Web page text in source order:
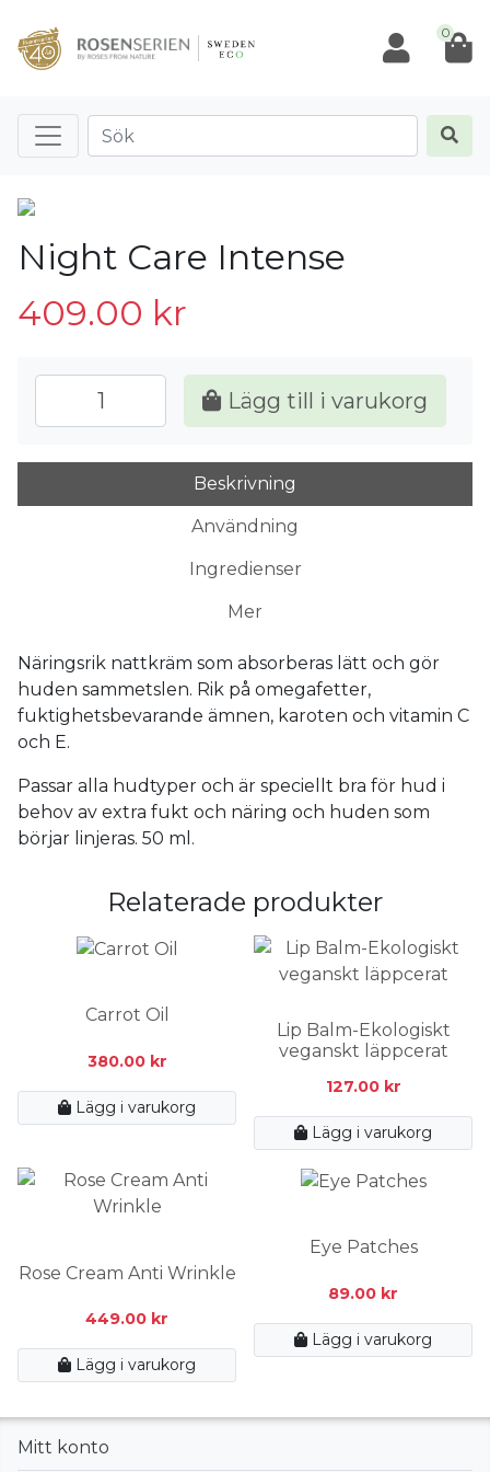
0
Night Care Intense
409.00 kr
Lägg till i varukorg
Beskrivning
Användning
Ingredienser
Mer
Näringsrik nattkräm som absorberas lätt och gör
huden sammetslen. Rik på omegafetter,
fuktighetsbevarande ämnen, karoten och vitamin C
och E.
Passar alla hudtyper och är speciellt bra för hud i
behov av extra fukt och näring och huden som
börjar linjeras. 50 ml.
Relaterade produkter
Carrot Oil
380.00 kr
Lägg i varukorg
Lip Balm-Ekologiskt
veganskt läppcerat
127.00 kr
Lägg i varukorg
Rose Cream Anti Wrinkle
449.00 kr
Lägg i varukorg
Eye Patches
89.00 kr
Lägg i varukorg
Mitt konto